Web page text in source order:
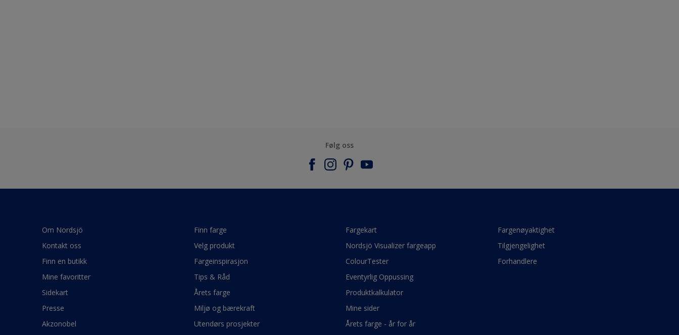
Følg oss
Om Nordsjö
Kontakt oss
Finn en butikk
Mine favoritter
Sidekart
Presse
Akzonobel
Finn farge
Velg produkt
Fargeinspirasjon
Tips & Råd
Årets farge
Miljø og bærekraft
Utendørs prosjekter
Fargekart
Nordsjö Visualizer fargeapp
ColourTester
Eventyrlig Oppussing
Produktkalkulator
Mine sider
Årets farge - år for år
Fargenøyaktighet
Tilgjengelighet
Forhandlere